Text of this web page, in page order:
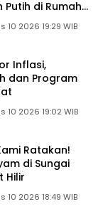
di Rumah
10 2026 19:29 WIB
Inflasi,
dan Program
10 2026 19:02 WIB
Ratakan!
di Sungai
Hilir
10 2026 18:49 WIB